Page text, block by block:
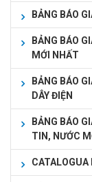
BẢNG BÁO
BẢNG BÁO
MỚI NHẤT
BẢNG BÁO
DÂY ĐIỆN
BẢNG BÁO
TIN, NƯỚC